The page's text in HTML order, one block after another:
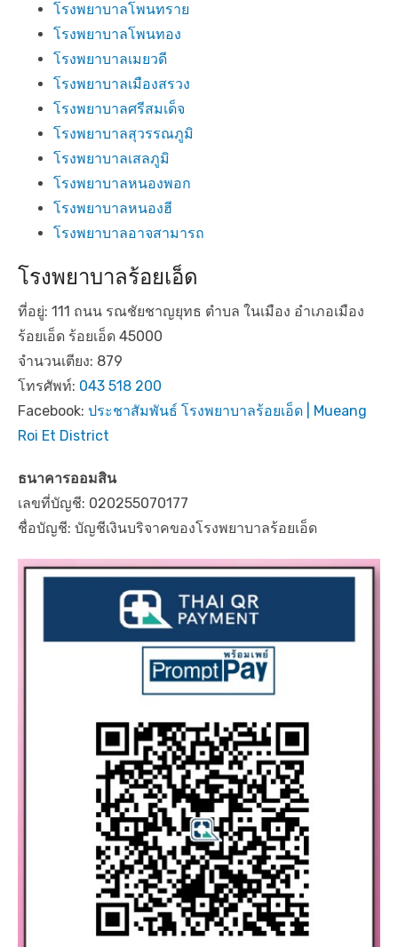
โรงพยาบาลโพนทราย
โรงพยาบาลโพนทอง
โรงพยาบาลเมยวดี
โรงพยาบาลเมืองสรวง
โรงพยาบาลศรีสมเด็จ
โรงพยาบาลสุวรรณภูมิ
โรงพยาบาลเสลภูมิ
โรงพยาบาลหนองพอก
โรงพยาบาลหนองฮี
โรงพยาบาลอาจสามารถ
โรงพยาบาลร้อยเอ็ด
ที่อยู่: 111 ถนน รณชัยชาญยุทธ ตำบล ในเมือง อำเภอเมือง
ร้อยเอ็ด ร้อยเอ็ด 45000
จำนวนเตียง: 879
โทรศัพท์: 043 518 200
Facebook: ประชาสัมพันธ์ โรงพยาบาลร้อยเอ็ด | Mueang
Roi Et District
ธนาคารออมสิน
เลขที่บัญชี: 020255070177
ชื่อบัญชี: บัญชีเงินบริจาคของโรงพยาบาลร้อยเอ็ด